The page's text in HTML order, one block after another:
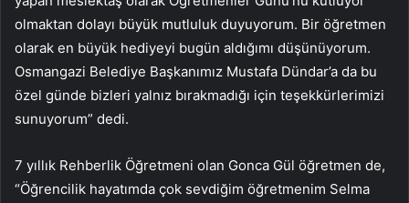
olmaktan dolayı büyük mutluluk duyuyorum. Bir öğretmen
olarak en büyük hediyeyi bugün aldığımı düşünüyorum.
Osmangazi Belediye Başkanımız Mustafa Dündar’a da bu
özel günde bizleri yalnız bırakmadığı için teşekkürlerimizi
sunuyorum” dedi.
7 yıllık Rehberlik Öğretmeni olan Gonca Gül öğretmen de,
“Öğrencilik hayatımda çok sevdiğim öğretmenim Selma